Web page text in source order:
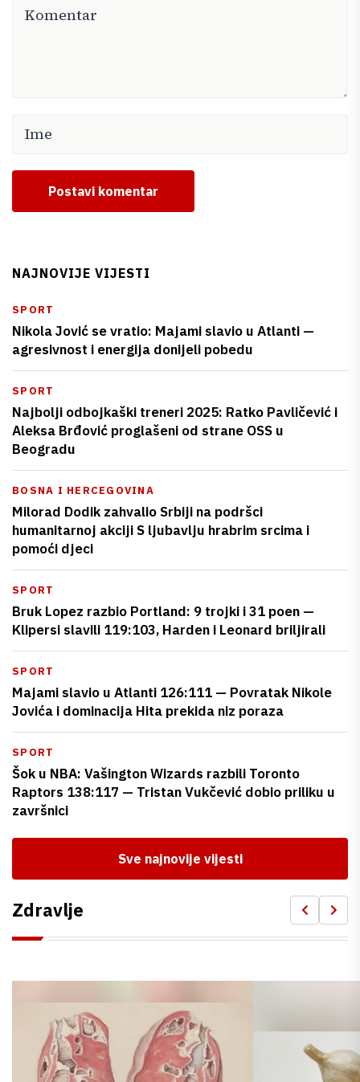
Postavi komentar
NAJNOVIJE VIJESTI
SPORT
Nikola Jović se vratio: Majami slavio u Atlanti —
agresivnost i energija donijeli pobedu
SPORT
Najbolji odbojkaški treneri 2025: Ratko Pavličević i
Aleksa Brđović proglašeni od strane OSS u
Beogradu
BOSNA I HERCEGOVINA
Milorad Dodik zahvalio Srbiji na podršci
humanitarnoj akciji S ljubavlju hrabrim srcima i
pomoći djeci
SPORT
Bruk Lopez razbio Portland: 9 trojki i 31 poen —
Klipersi slavili 119:103, Harden i Leonard briljirali
SPORT
Majami slavio u Atlanti 126:111 — Povratak Nikole
Jovića i dominacija Hita prekida niz poraza
SPORT
Šok u NBA: Vašington Wizards razbili Toronto
Raptors 138:117 — Tristan Vukčević dobio priliku u
završnici
Sve najnovije vijesti
Zdravlje